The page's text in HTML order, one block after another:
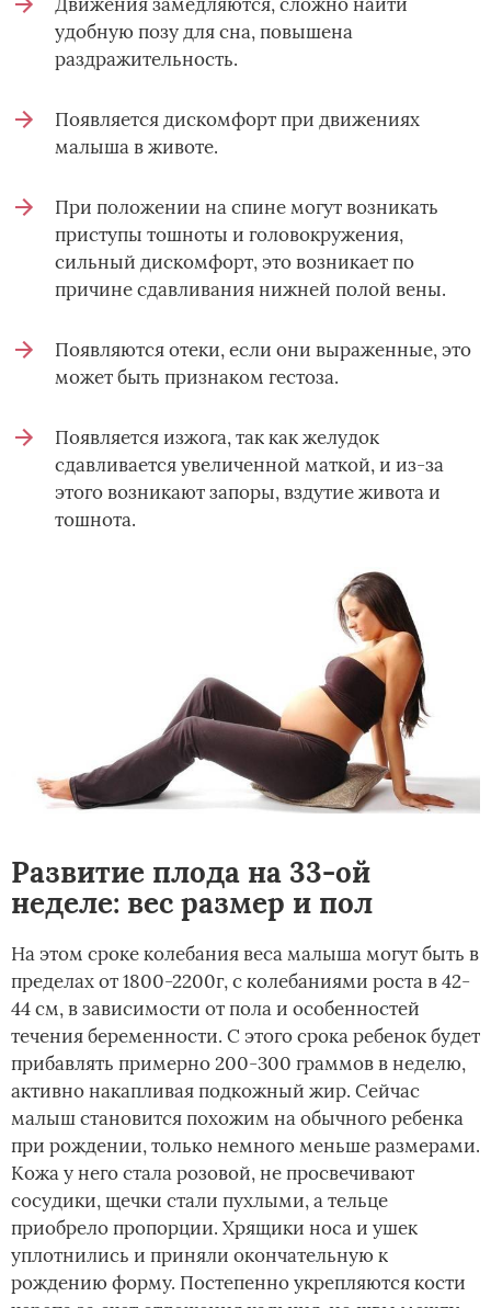
удобную позу для сна, повышена
раздражительность.
Появляется дискомфорт при движениях
малыша в животе.
При положении на спине могут возникать
приступы тошноты и головокружения,
сильный дискомфорт, это возникает по
причине сдавливания нижней полой вены.­
Появляются отеки, если они выраженные, это
может быть признаком гестоза.­
Появляется изжога, так как желудок
сдавливается увеличенной маткой, и из-за
этого возникают запоры, вздутие живота и
тошнота.­
Развитие плода на 33-ой
неделе: вес размер и пол
На этом сроке колебания веса малыша могут быть в
пределах от 1800-2200г, с колебаниями роста в 42-
44 см, в зависимости от пола и особенностей
течения беременности. С этого срока ребенок будет
прибавлять примерно 200-300 граммов в неделю,
активно накапливая подкожный жир. Сейчас
малыш становится похожим на обычного ребенка
при рождении, только немного меньше размерами.
Кожа у него стала розовой, не просвечивают
сосудики, щечки стали пухлыми, а тельце
приобрело пропорции. Хрящики носа и ушек
уплотнились и приняли окончательную к
рождению форму. Постепенно укрепляются кости